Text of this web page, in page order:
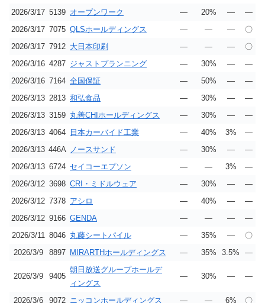
2026/3/17 5139 オープンワーク ― 20% ―
―
2026/3/17 7075 QLSホールディングス ― ― ―
〇
2026/3/17 7912 大日本印刷 ― ― ―
〇
2026/3/16 4287 ジャストプランニング ― 30% ―
―
2026/3/16 7164 全国保証 ― 50% ―
―
2026/3/13 2813 和弘食品 ― 30% ―
―
2026/3/13 3159 丸善CHIホールディングス ― 30% ―
―
2026/3/13 4064 日本カーバイド工業 ― 40% 3%
―
2026/3/13 446A ノースサンド ― 30% ―
―
2026/3/13 6724 セイコーエプソン ― ― 3%
―
2026/3/12 3698 CRI・ミドルウェア ― 30% ―
―
2026/3/12 7378 アシロ ― 40% ―
―
2026/3/12 9166 GENDA ― ― ―
―
2026/3/11 8046 丸藤シートパイル ― 35% ―
〇
2026/3/9
8897 MIRARTHホールディングス ― 35% 3.5% ―
2026/3/9 9405
朝日放送グループホールデ
ィングス
― 30% ― ―
2026/3/6 9072 ニッコンホールディングス ― ― 6%
〇